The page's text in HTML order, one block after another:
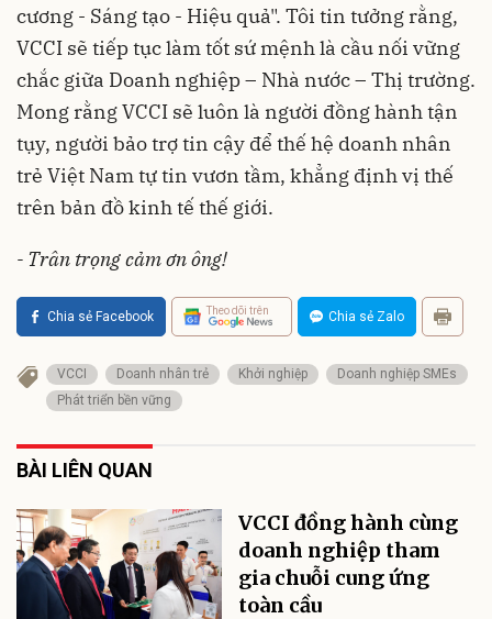
cương - Sáng tạo - Hiệu quả". Tôi tin tưởng rằng,
VCCI sẽ tiếp tục làm tốt sứ mệnh là cầu nối vững
chắc giữa Doanh nghiệp – Nhà nước – Thị trường.
Mong rằng VCCI sẽ luôn là người đồng hành tận
tụy, người bảo trợ tin cậy để thế hệ doanh nhân
trẻ Việt Nam tự tin vươn tầm, khẳng định vị thế
trên bản đồ kinh tế thế giới.
- Trân trọng cảm ơn ông!
Chia sẻ Facebook Theo dõi trên Chia sẻ Zalo
VCCI Doanh nhân trẻ Khởi nghiệp
Doanh nghiệp SMEs
Phát triển bền vững
BÀI LIÊN QUAN
VCCI đồng hành cùng
doanh nghiệp tham
gia chuỗi cung ứng
toàn cầu